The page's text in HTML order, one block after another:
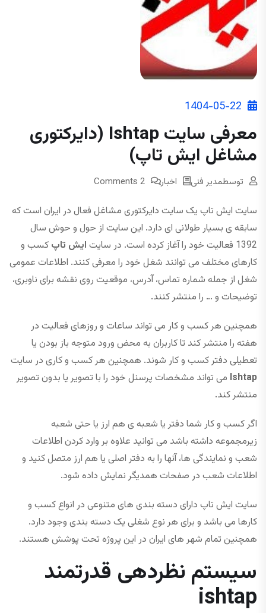
1404-05-22
معرفی سایت Ishtap (دایرکتوری
مشاغل ایش تاپ)
توسطمدیر فنی اخبار 2 Comments
سایت ایش تاپ یک سایت دایرکتوری مشاغل فعال در ایران است که
سابقه ی بسیار طولانی ای دارد. این سایت از حول و حوش سال
1392 فعالیت خود را آغاز کرده است. در سایت
ایش تاپ کسب و
کارهای مختلف می توانند شغل خود را معرفی کنند. اطلاعات عمومی
شغل از جمله شماره تماس، آدرس، موقعیت روی نقشه برای ناوبری،
توضیحات و … را منتشر کنند.
همچنین هر کسب و کار می تواند ساعات و روزهای فعالیت در
هفته را منتشر کند تا کاربران به محض ورود متوجه باز بودن یا
تعطیلی دفتر کسب و کار شوند. همچنین هر کسب و کاری در سایت
Ishtap می تواند مشخصات پرسنل خود را با تصویر یا بدون تصویر
منتشر کند.
اگر کسب و کار شما دفتر یا شعبه ی هم ارز یا حتی شعبه
زیرمجموعه داشته باشد می توانید علاوه بر وارد کردن اطلاعات
شعب و نمایندگی ها، آنها را به دفتر اصلی یا هم ارز متصل کنید و
اطلاعات شعب در صفحات همدیگر نمایش داده شود.
سایت ایش تاپ دارای دسته بندی های متنوعی در انواع کسب و
کارها می باشد و برای هر نوع شغلی یک دسته بندی وجود دارد.
همچنین تمام شهر های ایران در این پروژه تحت پوشش هستند.
سیستم نظردهی قدرتمند
ishtap